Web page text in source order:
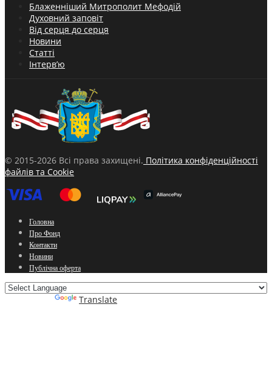
Блаженніший Митрополит Мефодій
Духовний заповіт
Від серця до серця
Новини
Статті
Інтерв’ю
© 2015-2026 Всі права захищені. Політика конфіденційності
файлів та Cookie
Головна
Про Фонд
Контакти
Новини
Публічна оферта
Translate